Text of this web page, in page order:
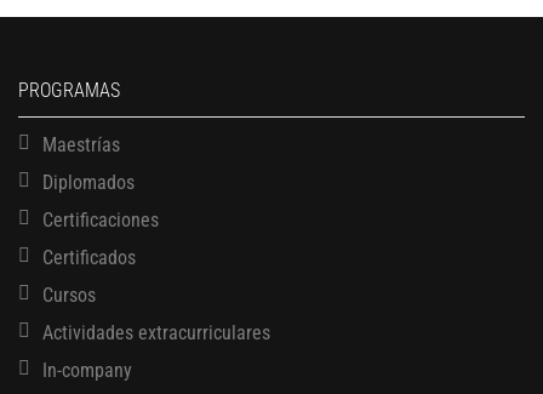
PROGRAMAS
Maestrías
Diplomados
Certificaciones
Certificados
Cursos
Actividades extracurriculares
In-company